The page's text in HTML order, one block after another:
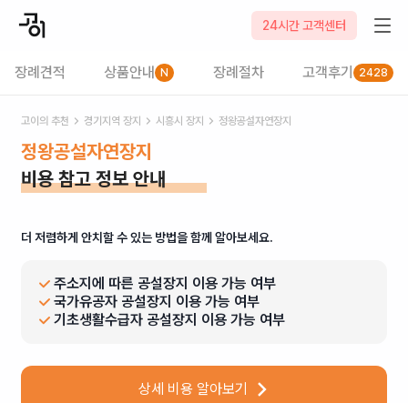
24시간 고객센터
장례견적 상품안내 N 장례절차 고객후기 2428
고이의 추천 경기 지역 장지 시흥시 장지 정왕공설자연장지
정왕공설자연장지
비용 참고 정보 안내
더 저렴하게 안치할 수 있는 방법을 함께 알아보세요.
주소지에 따른 공설장지 이용 가능 여부
국가유공자 공설장지 이용 가능 여부
기초생활수급자 공설장지 이용 가능 여부
상세 비용 알아보기